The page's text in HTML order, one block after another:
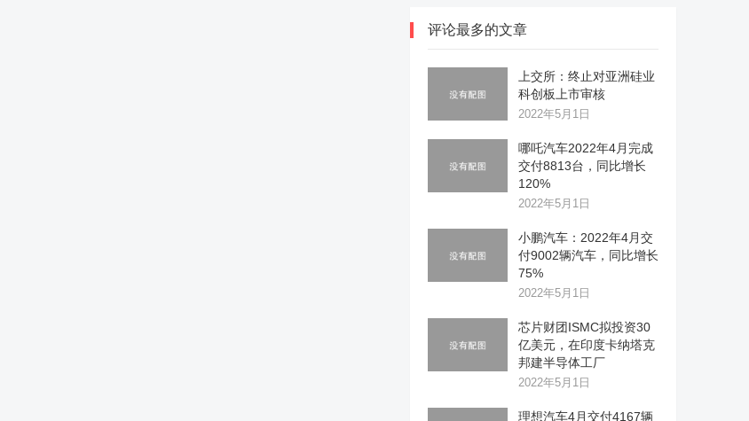
评论最多的文章
上交所：终止对亚洲硅业
科创板上市审核
2022年5月1日
哪吒汽车2022年4月完成
交付8813台，同比增长
120%
2022年5月1日
小鹏汽车：2022年4月交
付9002辆汽车，同比增长
75%
2022年5月1日
芯片财团ISMC拟投资30
亿美元，在印度卡纳塔克
邦建半导体工厂
2022年5月1日
理想汽车4月交付4167辆